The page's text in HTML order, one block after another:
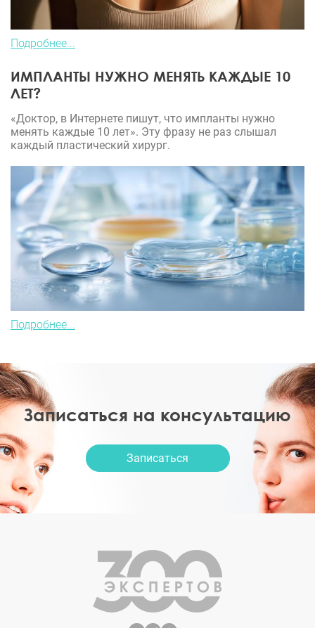
Подробнее...
ИМПЛАНТЫ НУЖНО МЕНЯТЬ КАЖДЫЕ 10
ЛЕТ?
«Доктор, в Интернете пишут, что импланты нужно
менять каждые 10 лет». Эту фразу не раз слышал
каждый пластический хирург.
Подробнее...
Записаться на консультацию
Записаться